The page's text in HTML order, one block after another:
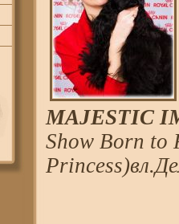
MAJESTIC
Show Born to